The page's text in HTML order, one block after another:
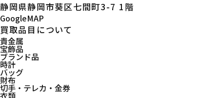
静岡県静岡市葵区七間町3-7 1階
GoogleMAP
買取品目について
貴金属
宝飾品
ブランド品
時計
バッグ
財布
切手・テレカ・金券
衣類 純銀の小判をお買取りいたしました。